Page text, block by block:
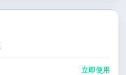
立即使用